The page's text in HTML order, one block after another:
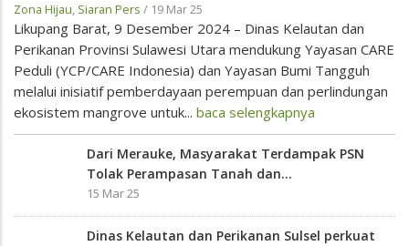
Zona Hijau, Siaran Pers / 19 Mar 25
Likupang Barat, 9 Desember 2024 – Dinas Kelautan dan
Perikanan Provinsi Sulawesi Utara mendukung Yayasan CARE
Peduli (YCP/CARE Indonesia) dan Yayasan Bumi Tangguh
melalui inisiatif pemberdayaan perempuan dan perlindungan
ekosistem mangrove untuk... baca selengkapnya
Dari Merauke, Masyarakat Terdampak PSN
Tolak Perampasan Tanah dan...
15 Mar 25
Dinas Kelautan dan Perikanan Sulsel perkuat